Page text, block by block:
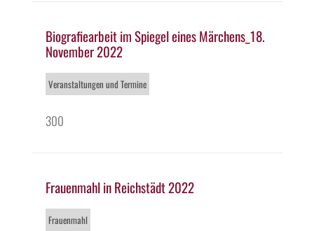
Biografiearbeit im Spiegel eines Märchens_18.
November 2022
Veranstaltungen und Termine
300
Frauenmahl in Reichstädt 2022
Frauenmahl